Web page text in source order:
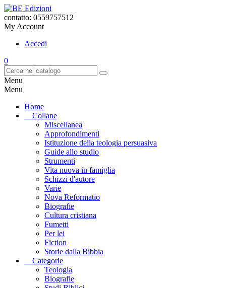
contatto: 0559757512
My Account
Accedi
0
Menu
Menu
Home
Collane
Miscellanea
Approfondimenti
Istituzione della teologia persuasiva
Guide allo studio
Strumenti
Vita nuova in famiglia
Schizzi d'autore
Varie
Nova Reformatio
Biografie
Cultura cristiana
Fumetti
Per lei
Fiction
Storie dalla Bibbia
Categorie
Teologia
Biografie